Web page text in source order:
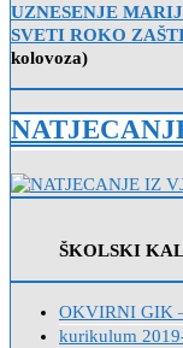
UZNESENJE
SVETI ROKO
kolovoza)
ŠKOLSKI
OKVIRNI GIK
kurikulum